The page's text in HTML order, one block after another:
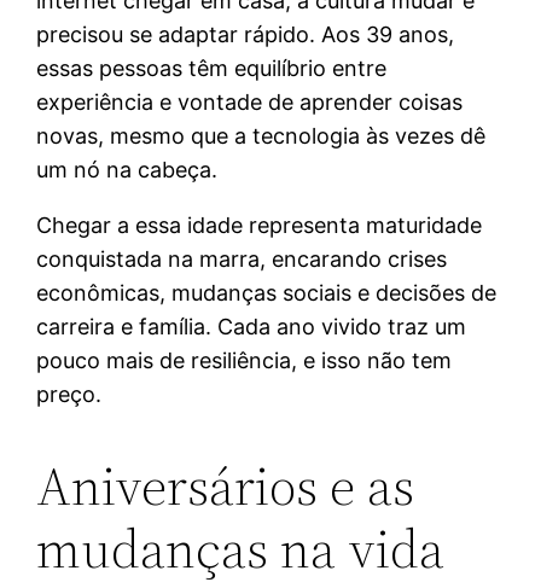
precisou se adaptar rápido. Aos 39 anos,
essas pessoas têm equilíbrio entre
experiência e vontade de aprender coisas
novas, mesmo que a tecnologia às vezes dê
um nó na cabeça.
Chegar a essa idade representa maturidade
conquistada na marra, encarando crises
econômicas, mudanças sociais e decisões de
carreira e família. Cada ano vivido traz um
pouco mais de resiliência, e isso não tem
preço.
Aniversários e as
mudanças na vida